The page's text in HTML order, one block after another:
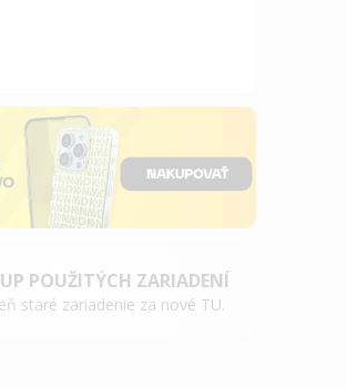
POUŽITÝCH ZARIADENÍ
staré zariadenie za nové TU.